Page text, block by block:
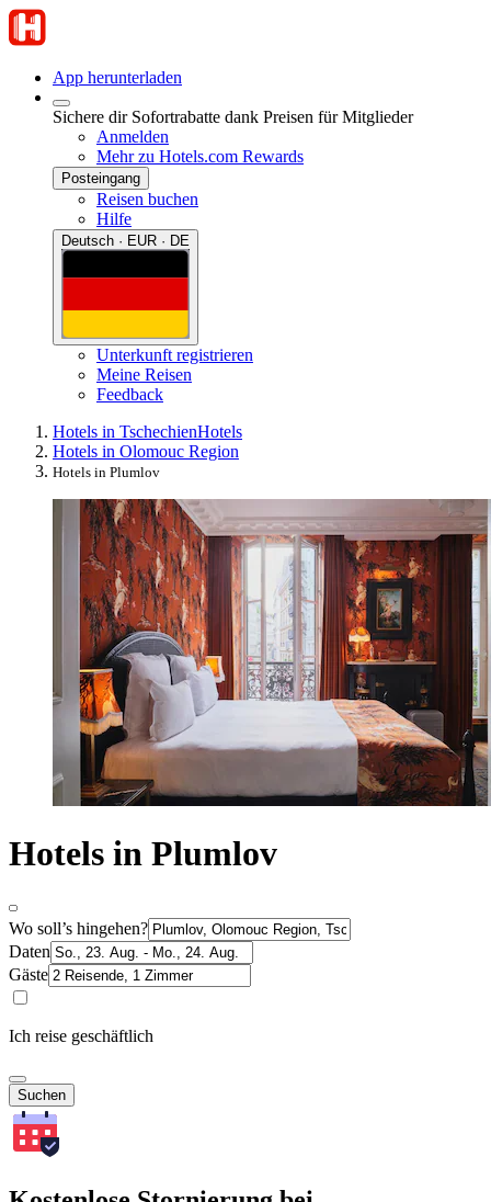
App herunterladen
Sichere dir Sofortrabatte dank Preisen für Mitglieder
Anmelden
Mehr zu Hotels.com Rewards
Posteingang
Reisen buchen
Hilfe
Deutsch · EUR · DE
Unterkunft registrieren
Meine Reisen
Feedback
Hotels in TschechienHotels
Hotels in Olomouc Region
Hotels in Plumlov
Hotels in Plumlov
Wo soll’s hingehen?
Daten
Gäste
Ich reise geschäftlich
Suchen